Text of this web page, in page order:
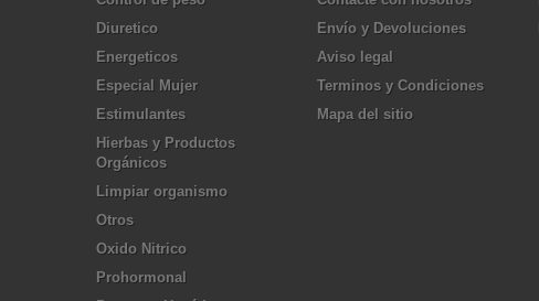
Diuretico
Energeticos
Especial Mujer
Estimulantes
Hierbas y Productos
Orgánicos
Limpiar organismo
Otros
Oxido Nitrico
Prohormonal
Envío y Devoluciones
Aviso legal
Terminos y Condiciones
Mapa del sitio